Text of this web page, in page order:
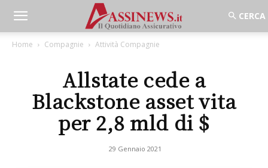
Home Compagnie Attività Compagnie
Allstate cede a
Blackstone asset vita
per 2,8 mld di $
29 Gennaio 2021